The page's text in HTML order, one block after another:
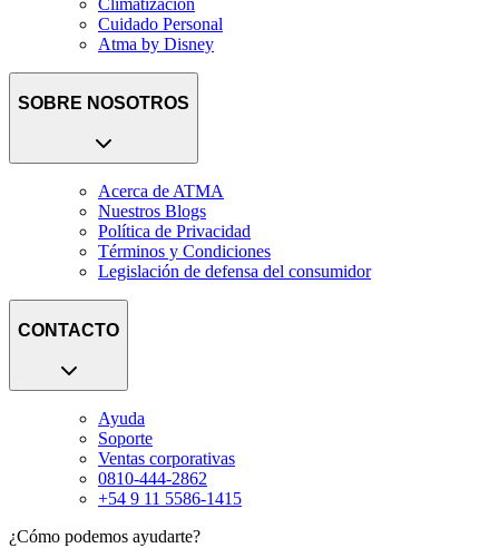
Climatización
Cuidado Personal
Atma by Disney
SOBRE NOSOTROS
Acerca de ATMA
Nuestros Blogs
Política de Privacidad
Términos y Condiciones
Legislación de defensa del consumidor
CONTACTO
Ayuda
Soporte
Ventas corporativas
0810-444-2862
+54 9 11 5586-1415
¿Cómo podemos ayudarte?